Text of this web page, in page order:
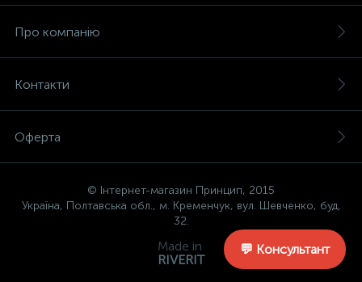
Про компанію
Контакти
Оферта
© Інтернет-магазин Принцип, 2015
Україна, Полтавська обл., м. Кременчук, вул. Шевченко, буд.
32.
Made in
RIVERIT
💬 Консультант